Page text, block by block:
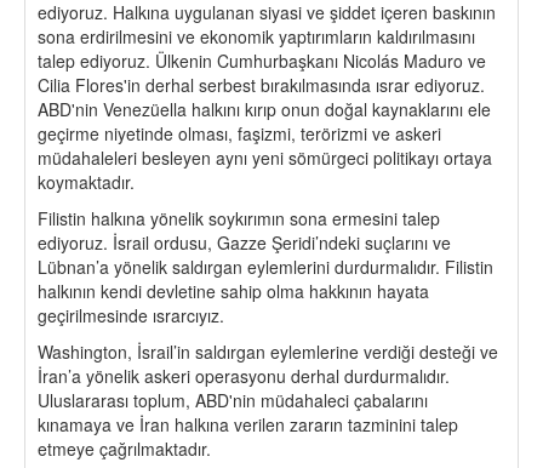
ediyoruz. Halkına uygulanan siyasi ve şiddet içeren baskının
sona erdirilmesini ve ekonomik yaptırımların kaldırılmasını
talep ediyoruz. Ülkenin Cumhurbaşkanı Nicolás Maduro ve
Cilia Flores'in derhal serbest bırakılmasında ısrar ediyoruz.
ABD'nin Venezüella halkını kırıp onun doğal kaynaklarını ele
geçirme niyetinde olması, faşizmi, terörizmi ve askeri
müdahaleleri besleyen aynı yeni sömürgeci politikayı ortaya
koymaktadır.
Filistin halkına yönelik soykırımın sona ermesini talep
ediyoruz. İsrail ordusu, Gazze Şeridi’ndeki suçlarını ve
Lübnan’a yönelik saldırgan eylemlerini durdurmalıdır. Filistin
halkının kendi devletine sahip olma hakkının hayata
geçirilmesinde ısrarcıyız.
Washington, İsrail’in saldırgan eylemlerine verdiği desteği ve
İran’a yönelik askeri operasyonu derhal durdurmalıdır.
Uluslararası toplum, ABD'nin müdahaleci çabalarını
kınamaya ve İran halkına verilen zararın tazminini talep
etmeye çağrılmaktadır.